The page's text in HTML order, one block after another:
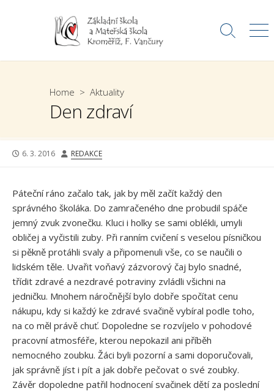
Search
Home > Aktuality
Den zdraví
PUBLISHED
6. 3. 2016 AUTHOR
REDAKCE
Páteční ráno začalo tak, jak by měl začít každý den
správného školáka. Do zamračeného dne probudil spáče
jemný zvuk zvonečku. Kluci i holky se sami oblékli, umyli
obličej a vyčistili zuby. Při ranním cvičení s veselou písničkou
si pěkně protáhli svaly a připomenuli vše, co se naučili o
lidském těle. Uvařit voňavý zázvorový čaj bylo snadné,
třídit zdravé a nezdravé potraviny zvládli všichni na
jedničku. Mnohem náročnější bylo dobře spočítat cenu
nákupu, kdy si každý ke zdravé svačině vybíral podle toho,
na co měl právě chuť. Dopoledne se rozvíjelo v pohodové
pracovní atmosféře, kterou nepokazil ani příběh
nemocného zoubku. Žáci byli pozorní a sami doporučovali,
jak správně jíst i pít a jak dobře pečovat o své zoubky.
Závěr dopoledne patřil hodnocení svačinek dětí za poslední